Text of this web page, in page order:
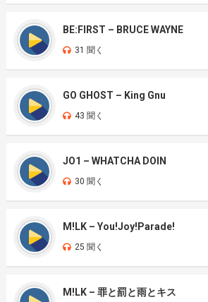
BE:FIRST – BRUCE WAYNE
31 聞く
GO GHOST – King Gnu
43 聞く
JO1 – WHATCHA DOIN
30 聞く
M!LK – You!Joy!Parade!
25 聞く
M!LK – 罪と罰と雨とキス